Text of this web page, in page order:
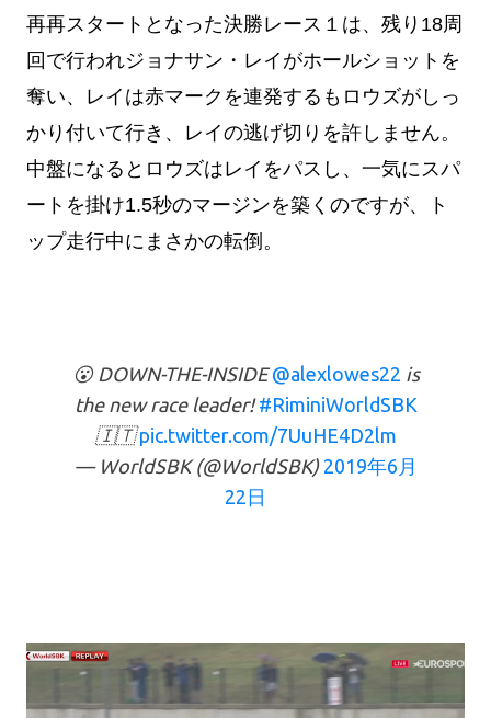
再再スタートとなった決勝レース１は、残り18周
回で行われジョナサン・レイがホールショットを
奪い、レイは赤マークを連発するもロウズがしっ
かり付いて行き、レイの逃げ切りを許しません。
中盤になるとロウズはレイをパスし、一気にスパ
ートを掛け1.5秒のマージンを築くのですが、ト
ップ走行中にまさかの転倒。
😮 DOWN-THE-INSIDE@alexlowes22 is
the new race leader!#RiminiWorldSBK
🇮🇹pic.twitter.com/7UuHE4D2lm
— WorldSBK (@WorldSBK) 2019年6月
22日